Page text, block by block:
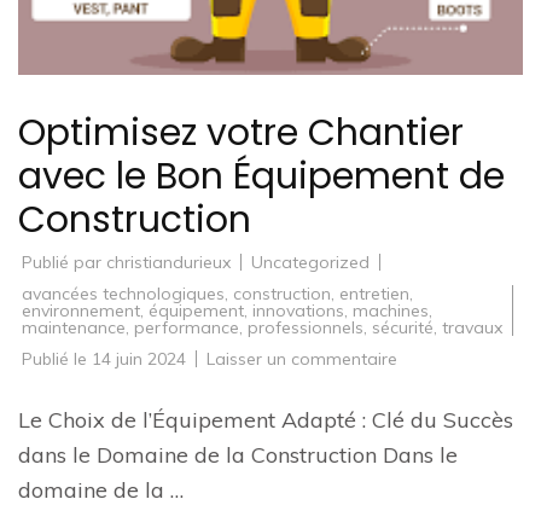
Optimisez votre Chantier
avec le Bon Équipement de
Construction
Publié par christiandurieux
Uncategorized
avancées technologiques construction entretien
environnement équipement innovations machines
maintenance performance professionnels sécurité travaux
Publié le 14 juin 2024 Laisser un commentaire
Chantier
avec
Bon
Le Choix de l’Équipement Adapté : Clé du Succès
dans le Domaine de la Construction Dans le
domaine de la …